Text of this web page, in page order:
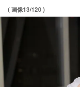
( 画像13/120 )